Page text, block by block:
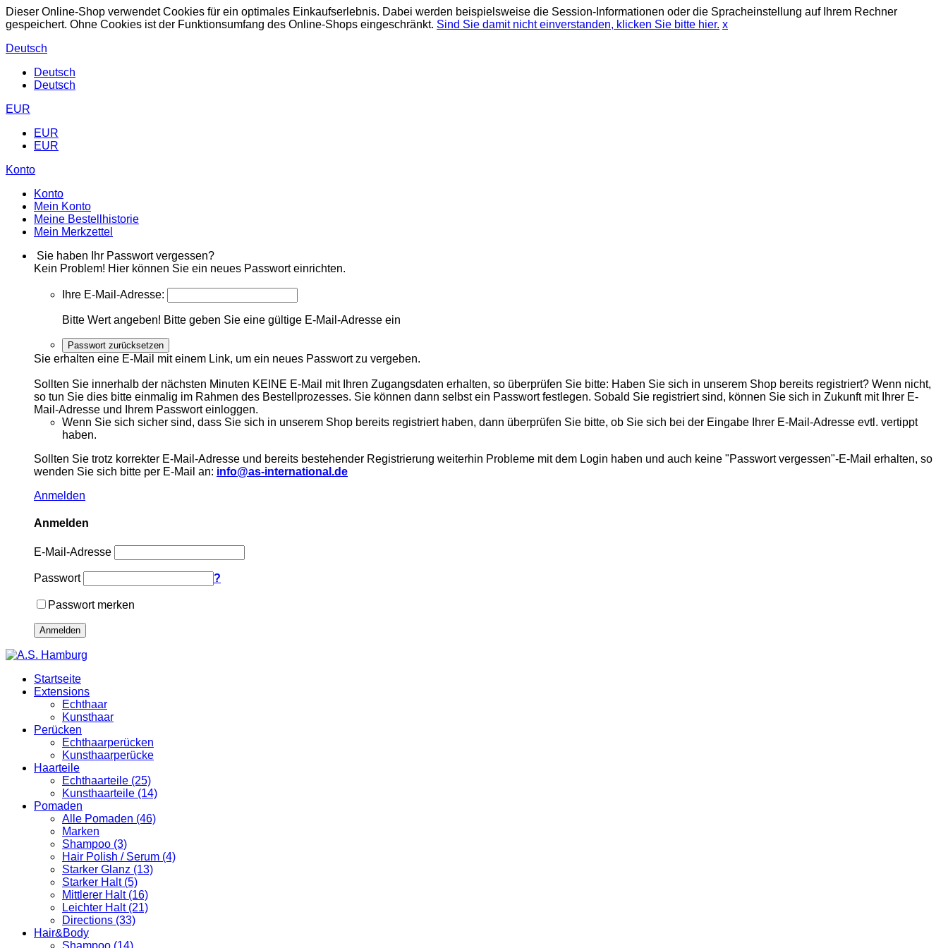
Dieser Online-Shop verwendet Cookies für ein optimales Einkaufserlebnis. Dabei werden beispielsweise die Session-Informationen oder die Spracheinstellung auf Ihrem Rechner
gespeichert. Ohne Cookies ist der Funktionsumfang des Online-Shops eingeschränkt. Sind Sie damit nicht einverstanden, klicken Sie bitte hier. x
Deutsch
Deutsch
Deutsch
EUR
EUR
EUR
Konto
Konto
Mein Konto
Meine Bestellhistorie
Mein Merkzettel
Sie haben Ihr Passwort vergessen?
Kein Problem! Hier können Sie ein neues Passwort einrichten.
Ihre E-Mail-Adresse:
Bitte Wert angeben! Bitte geben Sie eine gültige E-Mail-Adresse ein
Passwort zurücksetzen
Sie erhalten eine E-Mail mit einem Link, um ein neues Passwort zu vergeben.
Sollten Sie innerhalb der nächsten Minuten KEINE E-Mail mit Ihren Zugangsdaten erhalten, so überprüfen Sie bitte: Haben Sie sich in unserem Shop bereits registriert? Wenn nicht,
so tun Sie dies bitte einmalig im Rahmen des Bestellprozesses. Sie können dann selbst ein Passwort festlegen. Sobald Sie registriert sind, können Sie sich in Zukunft mit Ihrer E-
Mail-Adresse und Ihrem Passwort einloggen.
Wenn Sie sich sicher sind, dass Sie sich in unserem Shop bereits registriert haben, dann überprüfen Sie bitte, ob Sie sich bei der Eingabe Ihrer E-Mail-Adresse evtl. vertippt
haben.
Sollten Sie trotz korrekter E-Mail-Adresse und bereits bestehender Registrierung weiterhin Probleme mit dem Login haben und auch keine "Passwort vergessen"-E-Mail erhalten, so
wenden Sie sich bitte per E-Mail an: info@as-international.de
Anmelden
Anmelden
E-Mail-Adresse
Passwort ?
Passwort merken
Anmelden
Startseite
Extensions
Echthaar
Kunsthaar
Perücken
Echthaarperücken
Kunsthaarperücke
Haarteile
Echthaarteile (25)
Kunsthaarteile (14)
Pomaden
Alle Pomaden (46)
Marken
Shampoo (3)
Hair Polish / Serum (4)
Starker Glanz (13)
Starker Halt (5)
Mittlerer Halt (16)
Leichter Halt (21)
Directions (33)
Hair&Body
Shampoo (14)